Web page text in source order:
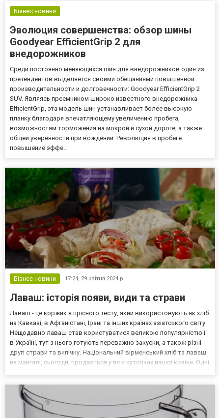
Бізнес новини
Эволюция совершенства: обзор шины
Goodyear EfficientGrip 2 для
внедорожников
Среди постоянно меняющихся шин для внедорожников один из
претендентов выделяется своими обещаниями повышенной
производительности и долговечности: Goodyear EfficientGrip 2
SUV. Являясь преемником широко известного внедорожника
EfficientGrip, эта модель шин устанавливает более высокую
планку благодаря впечатляющему увеличению пробега,
возможностям торможения на мокрой и сухой дороге, а также
общей уверенности при вождении. Революция в пробеге:
повышение эффе...
Бізнес новини 17:24, 29 квітня 2024 р.
Лаваш: історія появи, види та страви
Лаваш - це коржик з прісного тесту, який використовують як хліб
на Кавказі, в Афганістані, Ірані та інших країнах азіатського світу.
Нещодавно лаваш став користуватися великою популярністю і
в Україні, тут з нього готують переважно закуски, а також різні
другі страви та випічку. Національний вірменський хліб та лаваш
на мангалі, сьогодні продається у всіх куточках нашої країни. Одні